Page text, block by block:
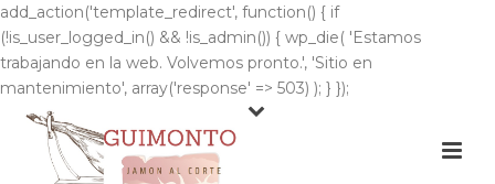
add_action('template_redirect', function() { if
(!is_user_logged_in() && !is_admin()) { wp_die( 'Estamos
trabajando en la web. Volvemos pronto.', 'Sitio en
mantenimiento', array('response' => 503) ); } });